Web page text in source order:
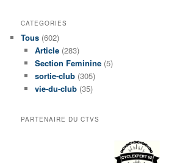
CATEGORIES
Tous (602)
Article(283)
Section Feminine(5)
sortie-club(305)
vie-du-club(35)
PARTENAIRE DU CTVS